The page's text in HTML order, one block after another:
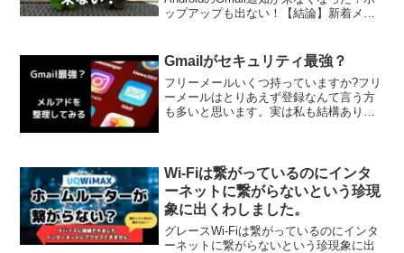
ップアップも出ない！【結論】新着メー
1Gmailアプリを起動2左上の三本線...
Gmailがセキュリティ最強？
フリーメールいくつ持っていますか?フリ
ーメールはとりあえず登録なんて言う方
も多いと思います。実は私も結構ありま
と思うくらいありま...
Wi-Fiは繋がっているのにインタ
ーネットに繋がらないという珍現
象に出くわしました。
グレースWi-Fiは繋がっているのにインタ
ーネットに繋がらないという珍現象に出